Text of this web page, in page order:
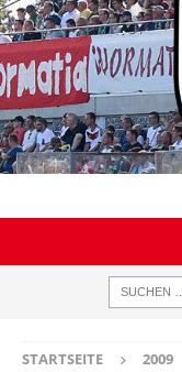
STARTSEITE 2009